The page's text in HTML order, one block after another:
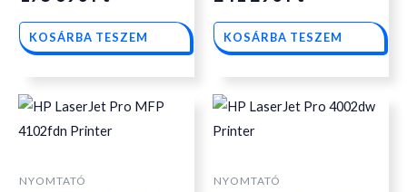
KOSÁRBA TESZEM KOSÁRBA TESZEM
NYOMTATÓ NYOMTATÓ